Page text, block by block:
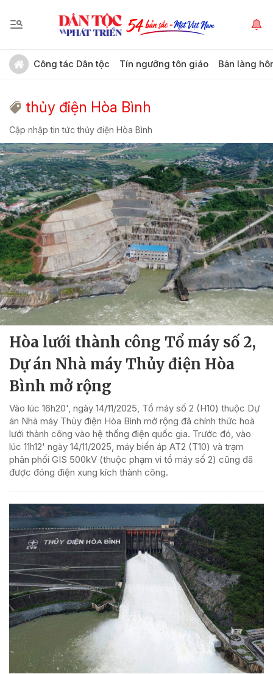
Công tác Dân tộc Tín ngưỡng tôn giáo Bản làng
thủy điện Hòa Bình
Cập nhập tin tức thủy điện Hòa Bình
Hòa lưới thành công Tổ máy số 2,
Dự án Nhà máy Thủy điện Hòa
Bình mở rộng
Vào lúc 16h20', ngày 14/11/2025, Tổ máy số 2 (H10) thuộc Dự
án Nhà máy Thủy điện Hòa Bình mở rộng đã chính thức hoà
lưới thành công vào hệ thống điện quốc gia. Trước đó, vào
lúc 11h12' ngày 14/11/2025, máy biến áp AT2 (T10) và trạm
phân phối GIS 500kV (thuộc phạm vi tổ máy số 2) cũng đã
được đóng điện xung kích thành công.